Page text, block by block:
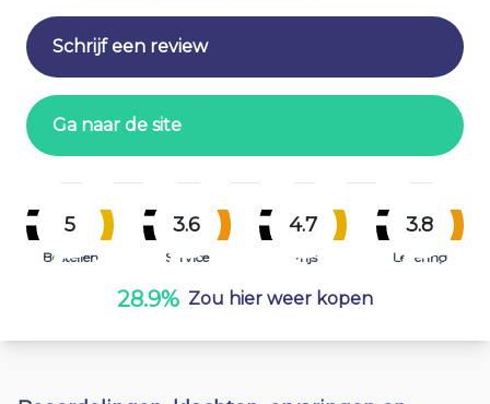
Schrijf een review
Ga naar de site
5
Bestellen
3.6
Service
4.7
Prijs
3.8
Levering
28.9% Zou hier weer kopen